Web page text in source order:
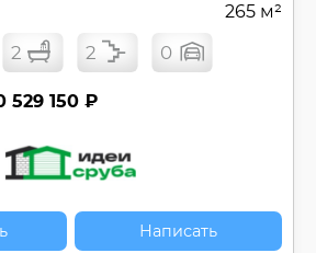
265 м²
2 2 0
529 150 ₽
Написать